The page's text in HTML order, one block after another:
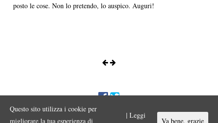
posto le cose. Non lo pretendo, lo auspico. Auguri!
ENNIO MORA © 2017 Iniziativa editoriale a scopo divulgativo
Vietata ogni riproduzione o duplicazione con qualsiasi mezzo a scopo
Questo sito utilizza i cookie per
migliorare la tua esperienza di
| Leggi
Va bene, grazie